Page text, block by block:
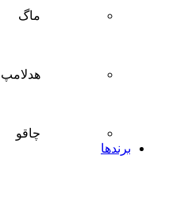
ماگ
هدلامپ
چاقو
برندها